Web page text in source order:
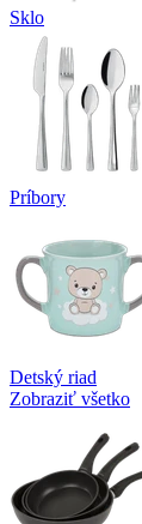
Sklo
Príbory
Detský riad
Zobraziť všetko